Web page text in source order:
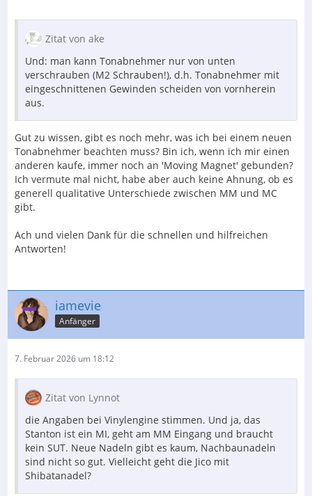
Zitat von ake
Und: man kann Tonabnehmer nur von unten
verschrauben (M2 Schrauben!), d.h. Tonabnehmer mit
eingeschnittenen Gewinden scheiden von vornherein
aus.
Gut zu wissen, gibt es noch mehr, was ich bei einem neuen
Tonabnehmer beachten muss? Bin ich, wenn ich mir einen
anderen kaufe, immer noch an 'Moving Magnet' gebunden?
Ich vermute mal nicht, habe aber auch keine Ahnung, ob es
generell qualitative Unterschiede zwischen MM und MC
gibt.
Ach und vielen Dank für die schnellen und hilfreichen
Antworten!
iamevie
Anfänger
7. Februar 2026 um 18:12
Zitat von Lynnot
die Angaben bei Vinylengine stimmen. Und ja, das
Stanton ist ein MI, geht am MM Eingang und braucht
kein SUT. Neue Nadeln gibt es kaum, Nachbaunadeln
sind nicht so gut. Vielleicht geht die Jico mit
Shibatanadel?